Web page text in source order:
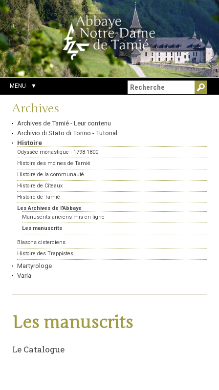
Aller
au
contenu.
|
Aller
à
la
navigation
Outils
personnels
Chercher par
Recherche
avancée…
MENU
Navigation
Archives
Archives de Tamié - Leur contenu
Archivio di Stato di Torino - Tutorial
Histoire
Odyssée monastique - 1798-1800
Histoire des moines de Tamié
Histoire de la communauté
Histoire de Cîteaux
Histoire de Tamié
Les Archives de l'Abbaye
Manuscrits anciens mis en ligne
Les manuscrits
Blasons cisterciens
Histoire des Trappistes
Martyrologe
Varia
Les manuscrits
Le Catalogue